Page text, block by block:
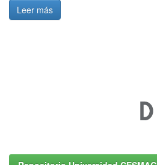
Leer más